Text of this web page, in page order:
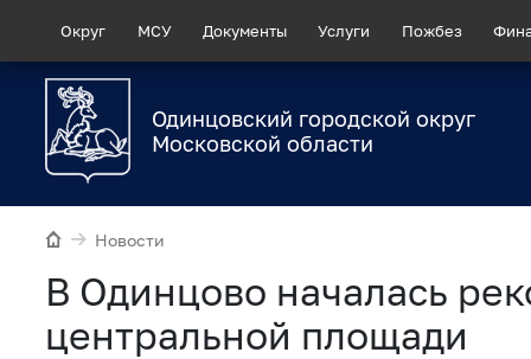
Округ МСУ Документы Услуги Пожбез
Одинцовский городской округ
Московской области
Новости
В Одинцово началась
центральной площади